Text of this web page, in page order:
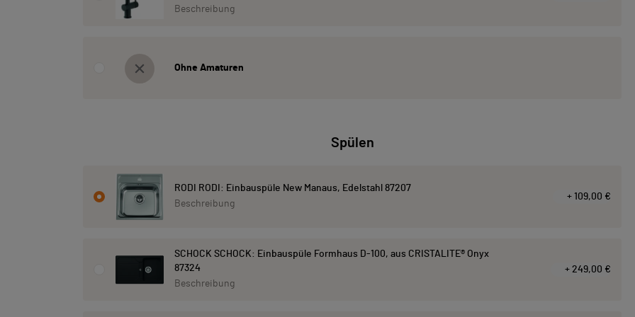
Beschreibung
Ohne Amaturen
Spülen
RODI RODI: Einbauspüle New Manaus, Edelstahl 87207
Beschreibung
+ 109,00 €
SCHOCK SCHOCK: Einbauspüle Formhaus D-100, aus CRISTALITE® Onyx
87324
Beschreibung
+ 249,00 €